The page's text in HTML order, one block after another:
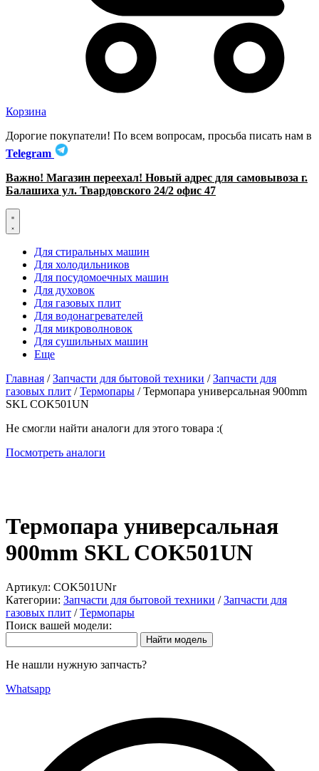
Корзина
Дорогие покупатели! По всем вопросам, просьба писать нам в
Telegram
Важно! Магазин переехал! Новый адрес для самовывоза г.
Балашиха ул. Твардовского 24/2 офис 47
Для стиральных машин
Для холодильников
Для посудомоечных машин
Для духовок
Для газовых плит
Для водонагревателей
Для микроволновок
Для сушильных машин
Еще
Главная /Запчасти для бытовой техники /Запчасти для
газовых плит /Термопары / Термопара универсальная 900mm
SKL COK501UN
Не смогли найти аналоги для этого товара :(
Посмотреть аналоги
Термопара универсальная
900mm SKL COK501UN
Артикул: COK501UNr
Категории: Запчасти для бытовой техники /Запчасти для
газовых плит /Термопары
Поиск вашей модели:
Не нашли нужную запчасть?
Whatsapp